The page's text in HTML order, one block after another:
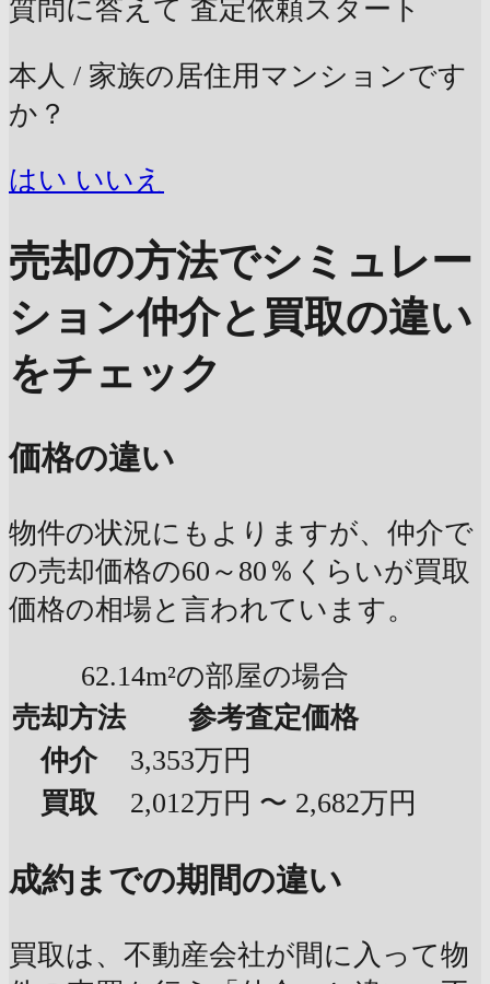
質問に答えて 査定依頼スタート
本人 / 家族の居住用マンションです
か？
はい いいえ
売却の方法でシミュレー
ション仲介と買取の違い
をチェック
価格の違い
物件の状況にもよりますが、仲介で
の売却価格の60～80％くらいが買取
価格の相場と言われています。
62.14m²の部屋の場合
売却方法
参考査定価格
仲介
3,353万円
買取
2,012万円 〜 2,682万円
成約までの期間の違い
買取は、不動産会社が間に入って物